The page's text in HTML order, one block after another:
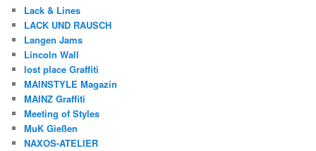
Lack & Lines
LACK UND RAUSCH
Langen Jams
Lincoln Wall
lost place Graffiti
MAINSTYLE Magazin
MAINZ Graffiti
Meeting of Styles
MuK Gießen
NAXOS-ATELIER